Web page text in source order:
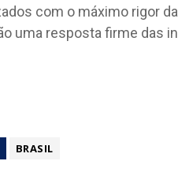
com o máximo rigor
uma resposta firme das
BRASIL